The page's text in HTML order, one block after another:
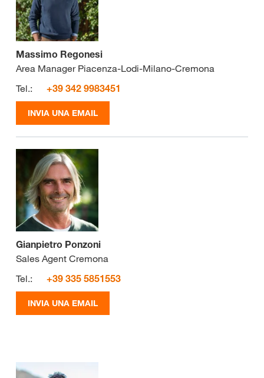
Massimo Regonesi
Area Manager Piacenza-Lodi-Milano-Cremona
Tel.:
+39 342 9983451
INVIA UNA EMAIL
Gianpietro Ponzoni
Sales Agent Cremona
Tel.:
+39 335 5851553
INVIA UNA EMAIL